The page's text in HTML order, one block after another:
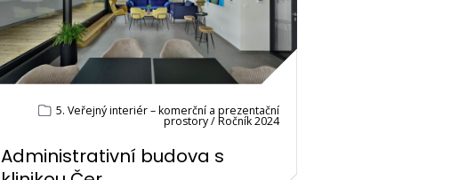
5. Veřejný interiér – komerční a prezentační
prostory / Ročník 2024
Administrativní budova s